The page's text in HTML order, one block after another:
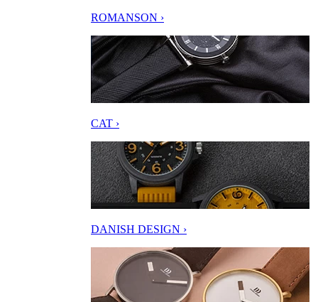
ROMANSON ›
CAT ›
DANISH DESIGN ›